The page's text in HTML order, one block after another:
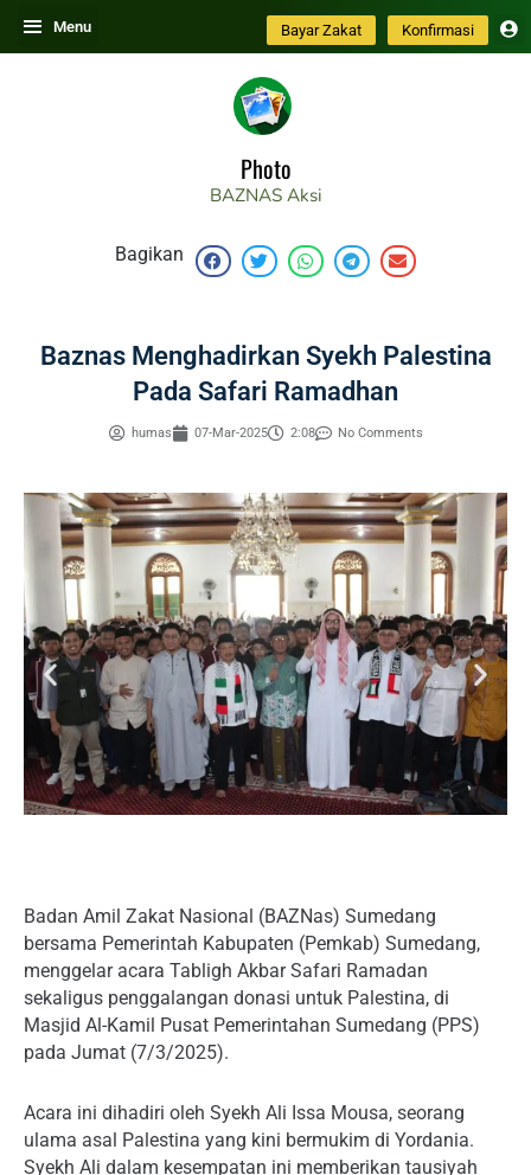
Skip
to
Menu Bayar Zakat Konfirmasi
Photo
BAZNAS Aksi
Bagikan
Baznas Menghadirkan Syekh Palestina
Pada Safari Ramadhan
humas 07-Mar-2025 2:08 No Comments
Badan Amil Zakat Nasional (BAZNas) Sumedang
bersama Pemerintah Kabupaten (Pemkab) Sumedang,
menggelar acara Tabligh Akbar Safari Ramadan
sekaligus penggalangan donasi untuk Palestina, di
Masjid Al-Kamil Pusat Pemerintahan Sumedang (PPS)
pada Jumat (7/3/2025).
Acara ini dihadiri oleh Syekh Ali Issa Mousa, seorang
ulama asal Palestina yang kini bermukim di Yordania.
Syekh Ali dalam kesempatan ini memberikan tausiyah